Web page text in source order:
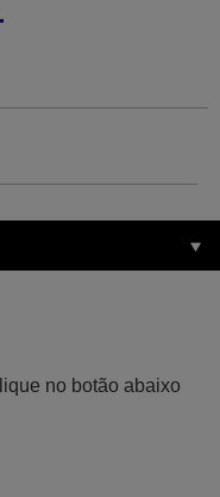
no botão abaixo